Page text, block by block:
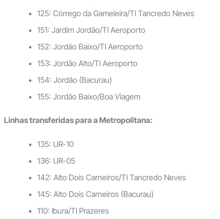
125: Córrego da Gameleira/TI Tancredo Neves
151: Jardim Jordão/TI Aeroporto
152: Jordão Baixo/TI Aeroporto
153: Jordão Alto/TI Aeroporto
154: Jordão (Bacurau)
155: Jordão Baixo/Boa Viagem
Linhas transferidas para a Metropolitana:
135: UR-10
136: UR-05
142: Alto Dois Carneiros/TI Tancredo Neves
145: Alto Dois Carneiros (Bacurau)
110: Ibura/TI Prazeres